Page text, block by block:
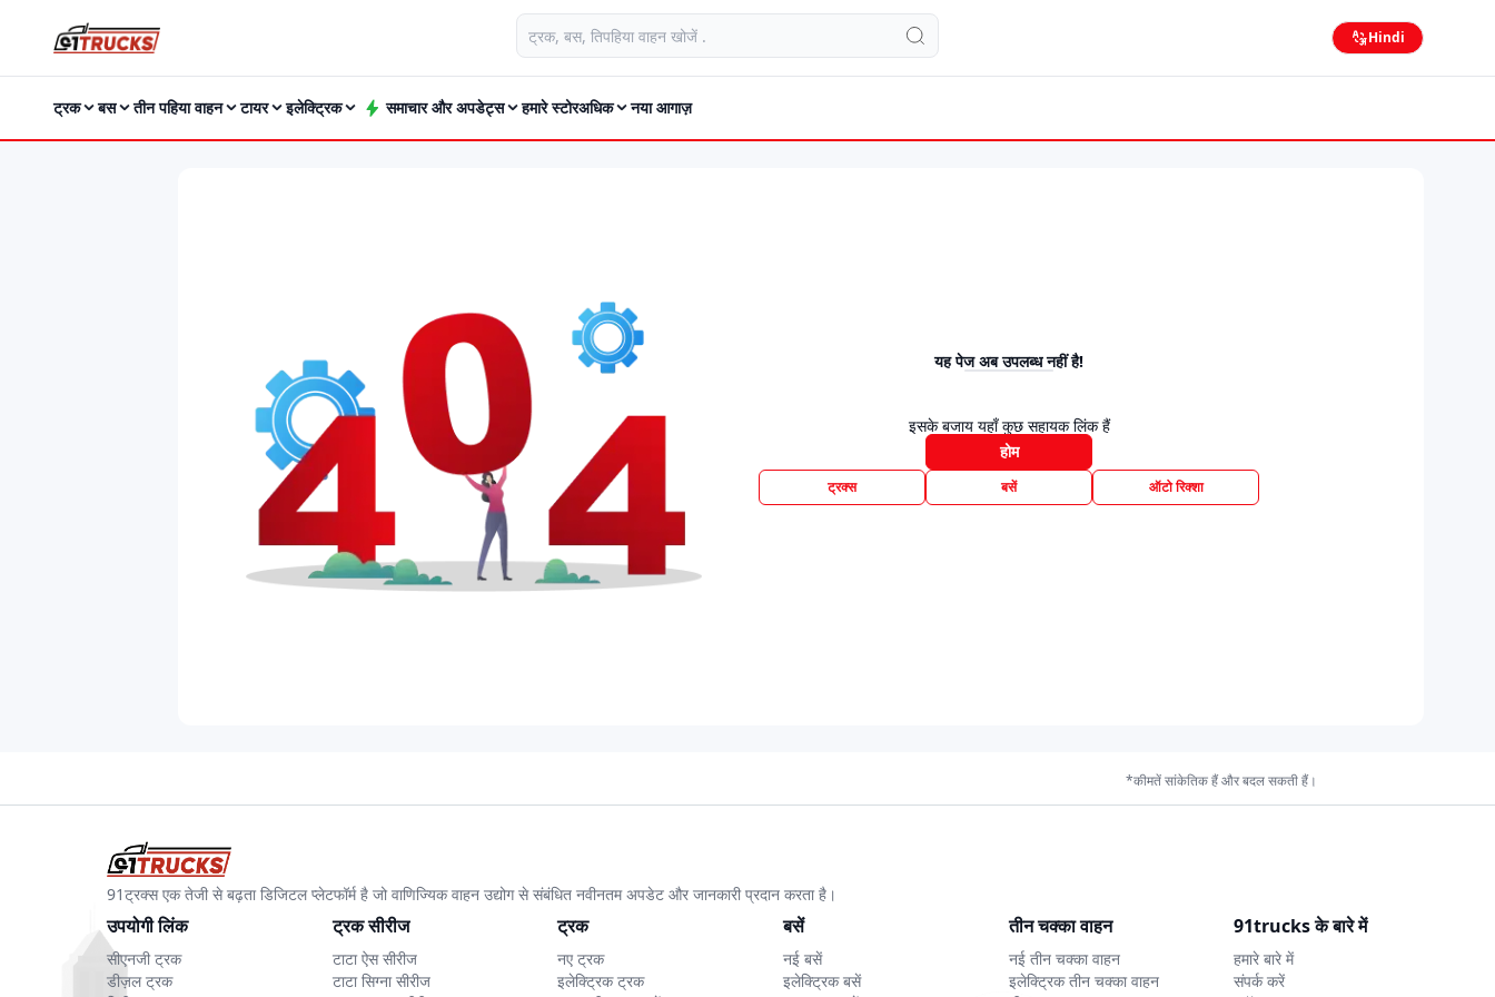
Hindi
ट्रक बस तीन पहिया वाहन टायर इलेक्ट्रिक समाचार और अपडेट्स हमारे स्टोरअधिक नया आगाज़
यह पेज अब उपलब्ध नहीं है!
इसके बजाय यहाँ कुछ सहायक लिंक हैं
होम
ट्रक्स बसें ऑटो रिक्शा
*कीमतें सांकेतिक हैं और बदल सकती हैं।
91ट्रक्स एक तेजी से बढ़ता डिजिटल प्लेटफॉर्म है जो वाणिज्यिक वाहन उद्योग से संबंधित नवीनतम अपडेट और जानकारी प्रदान करता है।
उपयोगी लिंक
सीएनजी ट्रक
डीज़ल ट्रक
ट्रक सीरीज
टाटा ऐस सीरीज
टाटा सिग्ना सीरीज
ट्रक
नए ट्रक
इलेक्ट्रिक ट्रक
बसें
नई बसें
इलेक्ट्रिक बसें
तीन चक्का वाहन
नई तीन चक्का वाहन
इलेक्ट्रिक तीन चक्का वाहन
91trucks के बारे में
हमारे बारे में
संपर्क करें